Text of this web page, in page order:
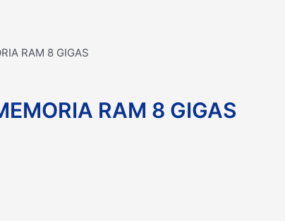
RAM 8 GIGAS
RAM 8 GIGAS